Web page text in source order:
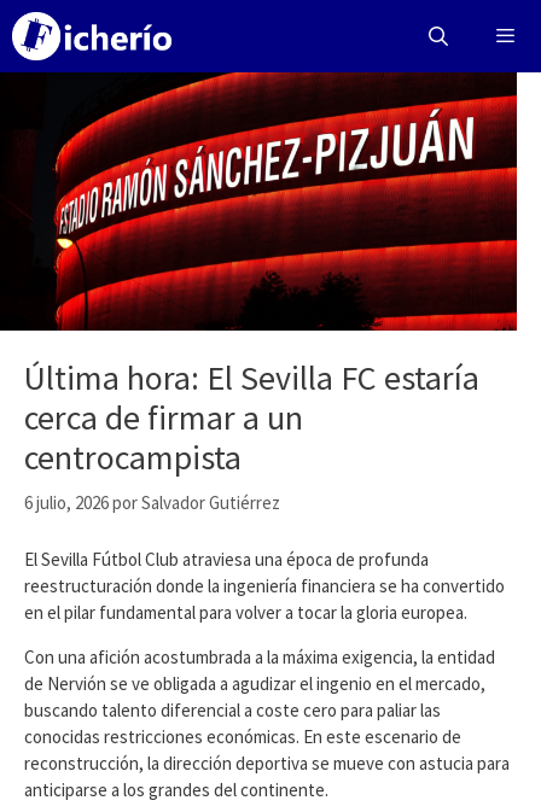
Saltar
contenido
Menú
Última hora: El Sevilla FC estaría
cerca de firmar a un
centrocampista
6 julio, 2026porSalvador Gutiérrez
​El Sevilla Fútbol Club atraviesa una época de profunda
reestructuración donde la ingeniería financiera se ha convertido
en el pilar fundamental para volver a tocar la gloria europea.
Con una afición acostumbrada a la máxima exigencia, la entidad
de Nervión se ve obligada a agudizar el ingenio en el mercado,
buscando talento diferencial a coste cero para paliar las
conocidas restricciones económicas. En este escenario de
reconstrucción, la dirección deportiva se mueve con astucia para
anticiparse a los grandes del continente.